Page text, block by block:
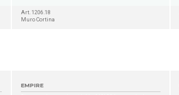
Art. 1206.18
Muro Cortina
EMPIRE